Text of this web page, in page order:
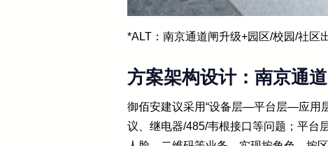
*ALT：南京通道闸升级+园区/校园/社区
方案架构设计：南京通
御佰安建议采用“设备层—平台层—应用
议、继电器/485/韦根接口等问题；平台